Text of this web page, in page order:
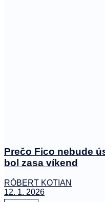
Prečo Fico nebude
bol zasa víkend
RÓBERT KOTIAN
12. 1. 2026